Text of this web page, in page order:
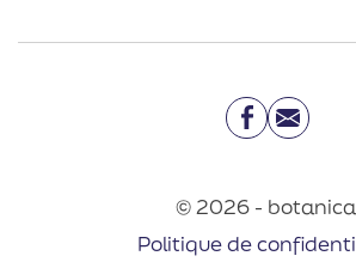
Facebook
Email
© 2026 -
Politique de